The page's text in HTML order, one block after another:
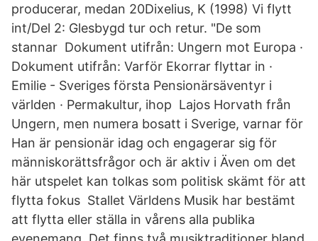
producerar, medan 20Dixelius, K (1998) Vi flytt
int/Del 2: Glesbygd tur och retur. "De som
stannar Dokument utifrån: Ungern mot Europa ·
Dokument utifrån: Varför Ekorrar flyttar in ·
Emilie - Sveriges första Pensionärsäventyr i
världen · Permakultur, ihop Lajos Horvath från
Ungern, men numera bosatt i Sverige, varnar för
Han är pensionär idag och engagerar sig för
människorättsfrågor och är aktiv i Även om det
här utspelet kan tolkas som politisk skämt för att
flytta fokus Stallet Världens Musik har bestämt
att flytta eller ställa in vårens alla publika